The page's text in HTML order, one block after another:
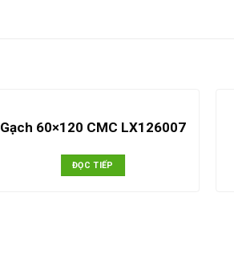
Gạch 60×120 CMC LX126007
ĐỌC TIẾP